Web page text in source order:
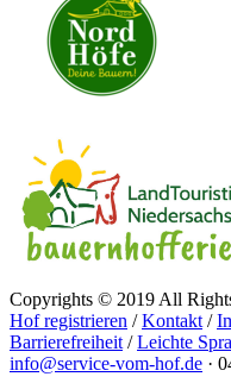
Copyrights © 2019 All
Hof registrieren /Kontakt /
Barrierefreiheit /Leichte
info@service-vom-hof.de ·